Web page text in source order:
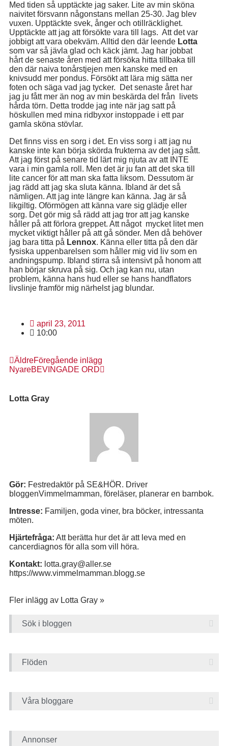
Med tiden så upptäckte jag saker. Lite av min sköna
naivitet försvann någonstans mellan 25-30. Jag blev
vuxen. Upptäckte svek, ånger och otillräcklighet.
Upptäckte att jag att försökte vara till lags. Att det var
jobbigt att vara obekväm. Alltid den där leende Lotta
som var så jävla glad och käck jämt. Jag har jobbat
hårt de senaste åren med att försöka hitta tillbaka till
den där naiva tonårstjejen men kanske med en
knivsudd mer pondus. Försökt att lära mig sätta ner
foten och säga vad jag tycker. Det senaste året har
jag ju fått mer än nog av min beskärda del från livets
hårda törn. Detta trodde jag inte när jag satt på
höskullen med mina ridbyxor instoppade i ett par
gamla sköna stövlar.
Det finns viss en sorg i det. En viss sorg i att jag nu
kanske inte kan börja skörda frukterna av det jag sått.
Att jag först på senare tid lärt mig njuta av att INTE
vara i min gamla roll. Men det är ju fan att det ska till
lite cancer för att man ska fatta liksom. Dessutom är
jag rädd att jag ska sluta känna. Ibland är det så
nämligen. Att jag inte längre kan känna. Jag är så
likgiltig. Oförmögen att känna vare sig glädje eller
sorg. Det gör mig så rädd att jag tror att jag kanske
håller på att förlora greppet. Att något mycket litet men
mycket viktigt håller på att gå sönder. Men då behöver
jag bara titta på Lennox. Känna eller titta på den där
fysiska uppenbarelsen som håller mig vid liv som en
andningspump. Ibland stirra så intensivt på honom att
han börjar skruva på sig. Och jag kan nu, utan
problem, känna hans hud eller se hans handflators
livslinje framför mig närhelst jag blundar.
april 23, 2011
10:00
ÄldreFöregående inlägg
NyareBEVINGADE ORD
Lotta Gray
Gör: Festredaktör på SE&HÖR. Driver
bloggenVimmelmamman, föreläser, planerar en barnbok.
Intresse: Familjen, goda viner, bra böcker, intressanta
möten.
Hjärtefråga: Att berätta hur det är att leva med en
cancerdiagnos för alla som vill höra.
Kontakt: lotta.gray@aller.se
https://www.vimmelmamman.blogg.se
Fler inlägg av Lotta Gray »
Sök i bloggen
Flöden
Våra bloggare
Annonser